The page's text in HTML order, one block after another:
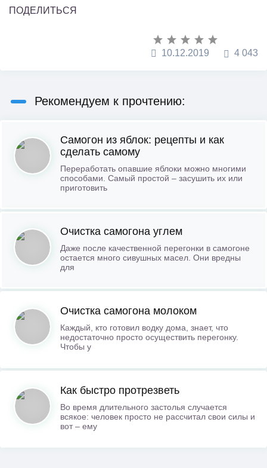
ПОДЕЛИТЬСЯ
10.12.2019 4 043
Рекомендуем к прочтению:
Самогон из яблок: рецепты и как
сделать самому
Переработать опавшие яблоки можно многими
способами. Самый простой – засушить их или
приготовить
Очистка самогона углем
Даже после качественной перегонки в самогоне
остается много сивушных масел. Они вредны
для
Очистка самогона молоком
Каждый, кто готовил водку дома, знает, что
недостаточно просто осуществить перегонку.
Чтобы у
Как быстро протрезветь
Во время длительного застолья случается
всякое: человек просто не рассчитал свои силы и
вот – ему